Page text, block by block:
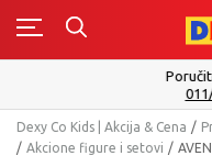
Isporuku možete
Dexy Co Kids | Akcija & Cena
Akcione figure i setovi